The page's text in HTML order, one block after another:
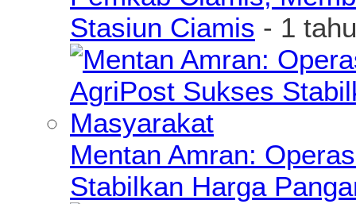
Stasiun Ciamis - 1
Mentan Amran:
Stabilkan Harga